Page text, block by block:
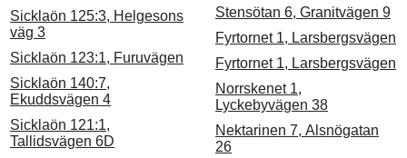
Sicklaön 125:3, Helgesons
väg 3
Sicklaön 123:1, Furuvägen
Sicklaön 140:7,
Ekuddsvägen 4
Sicklaön 121:1,
Tallidsvägen 6D
Stensötan 6, Granitvägen 9
Fyrtornet 1, Larsbergsvägen
Fyrtornet 1, Larsbergsvägen
Norrskenet 1,
Lyckebyvägen 38
Nektarinen 7, Alsnögatan
26